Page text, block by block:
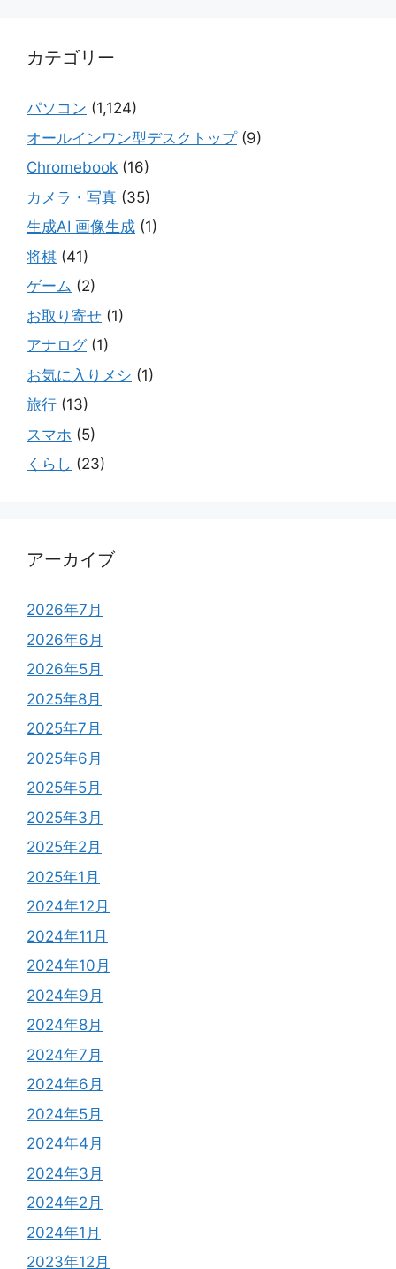
カテゴリー
パソコン (1,124)
オールインワン型デスクトップ(9)
Chromebook (16)
カメラ・写真 (35)
生成AI 画像生成 (1)
将棋 (41)
ゲーム (2)
お取り寄せ (1)
アナログ(1)
お気に入りメシ (1)
旅行 (13)
スマホ (5)
くらし (23)
アーカイブ
2026年7月
2026年6月
2026年5月
2025年8月
2025年7月
2025年6月
2025年5月
2025年3月
2025年2月
2025年1月
2024年12月
2024年11月
2024年10月
2024年9月
2024年8月
2024年7月
2024年6月
2024年5月
2024年4月
2024年3月
2024年2月
2024年1月
2023年12月